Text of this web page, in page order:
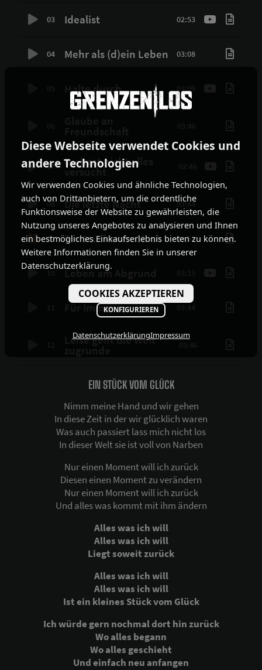
03 Idealist 02:53
04 Mehr als (d)ein Leben 03:08
Halte durch 03:09
07 Du hast nicht alles
versucht
08 Die letzte Nacht 03:44
09 Ein Stück vom Glück 03:55
Leben am Abgrund
Für Immer
Leise geht die Welt
EIN STÜCK VOM GLÜCK
Nimm meine Hand und wir gehen
In diese Zeit in der wir glücklich waren
Was auch passiert lass mich nicht los
In dieser Welt sie ist voll von Narben
Nur einen Moment will ich zurück
Diesen einen Moment zu verändern
Nur einen Moment will ich zurück
Und alles was kommt mit ihm ändern
Alles was ich will
Alles was ich will
Liegt soweit zurück
Alles was ich will
Alles was ich will
Ist ein kleines Stück vom Glück
Ich würde gern nochmal dort hin zurück
Wo alles begann
Wo alles geschieht
Und einfach neu anfangen
Diese Webseite verwendet Cookies und
andere Technologien
Wir verwenden Cookies und ähnliche Technologien,
auch von Drittanbietern, um die ordentliche
Funktionsweise der Website zu gewährleisten, die
Nutzung unseres Angebotes zu analysieren und Ihnen
ein bestmögliches Einkaufserlebnis bieten zu können.
Weitere Informationen finden Sie in unserer
Datenschutzerklärung.
COOKIES AKZEPTIEREN
KONFIGURIEREN
DatenschutzerklärungImpressum